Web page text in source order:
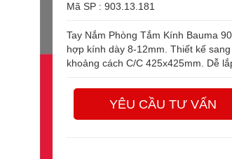
Mã SP : 903.13.181
Tay Nắm Phòng Tắm Kính Bauma
hợp kính dày 8-12mm. Thiết kế
khoảng cách C/C 425x425mm. Dễ
YÊU CẦU TƯ VẤN